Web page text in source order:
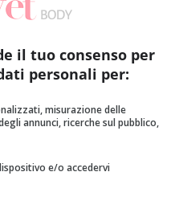
il tuo consenso per
personali per:
misurazione delle
annunci, ricerche sul pubblico,
e/o accedervi